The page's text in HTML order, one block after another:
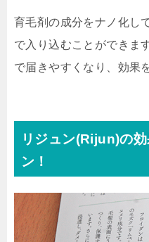
育毛剤の成分をナノ化し
で入り込むことができま
で届きやすくなり、効果
リジュン(Rijun)の
ン！